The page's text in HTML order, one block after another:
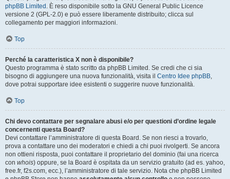
phpBB Limited . È reso disponibile sotto la GNU General Public Licence
versione 2 (GPL-2.0) e può essere liberamente distribuito; clicca sul
collegamento per maggiori informazioni.
Top
Perché la caratteristica X non è disponibile?
Questo programma è stato scritto da phpBB Limited. Se credi che ci sia
bisogno di aggiungere una nuova funzionalità, visita il Centro Idee phpBB,
dove potrai supportare idee esistenti o suggerire nuove funzionalità.
Top
Chi devo contattare per segnalare abusi e/o per questioni d’ordine legale
concernenti questa Board?
Devi contattare l’amministratore di questa Board. Se non riesci a trovarlo,
prova a contattare uno dei moderatori e chiedi a chi puoi rivolgerti. Se ancora
non ottieni risposta, puoi contattare il proprietario del dominio (fai una ricerca
con whois) oppure, se la Board è ospitata da un servizio gratuito (ad es. yahoo,
free.fr, f2s.com, ecc.), l’amministratore di tale servizio. Nota che phpBB Limited